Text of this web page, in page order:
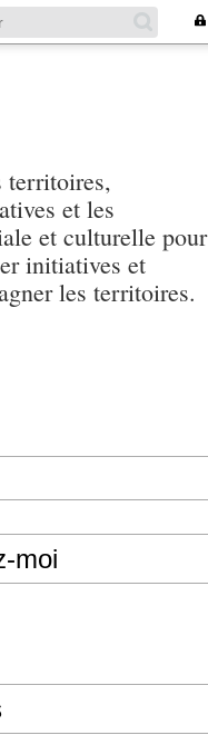
territoires,
et les
et culturelle pour
initiatives et
les territoires.
moi